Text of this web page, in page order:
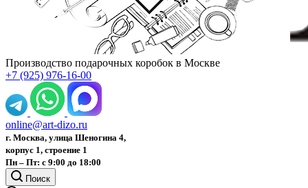
Производство подарочных коробок в Москве
+7 (925) 976-16-00
online@art-dizo.ru
г. Москва, улица Шеногина 4,
корпус 1, строение 1
Пн – Пт: с 9:00 до 18:00
Поиск